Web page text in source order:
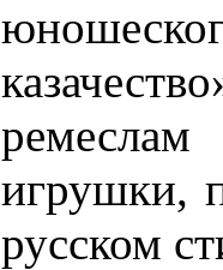
игрушки,
русском